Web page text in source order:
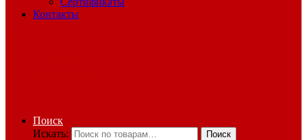
Контакты
Поиск
Искать:
Поиск